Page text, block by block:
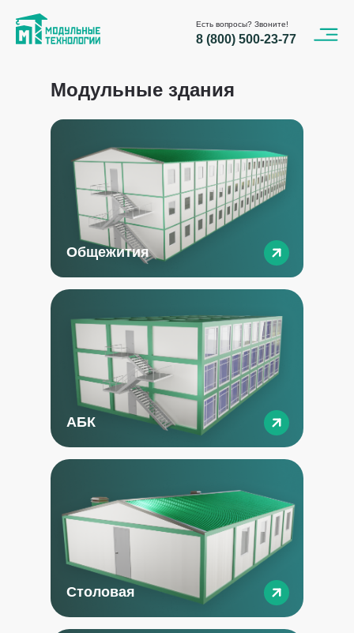
Есть вопросы? Звоните!
8 (800) 500-23-77
Модульные здания
Общежития
АБК
Столовая